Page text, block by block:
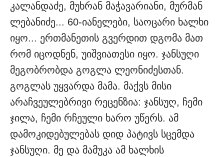
კალანდაძე, მუხრან მაჭავარიანი, მურმან
ლებანიძე... 60-იანელები, საოცარი ხალხი
იყო... ერთმანეთის გვერდით დგომა მათ
რომ იცოდნენ, უიშვიათესი იყო. ჯანსუღი
მეგობრობდა გოგლა ლეონიძესთან.
გოგლას უყვარდა მამა. მაქვს მისი
არაჩვეულებრივი რეცენზია: ჯანსუღ, ჩემი
ჯილა, ჩემი რჩეული ხარო უწერს. ამ
დამოკიდებულებას დიდ პატივს სცემდა
ჯანსუღი. მე და მამუკა ამ ხალხის